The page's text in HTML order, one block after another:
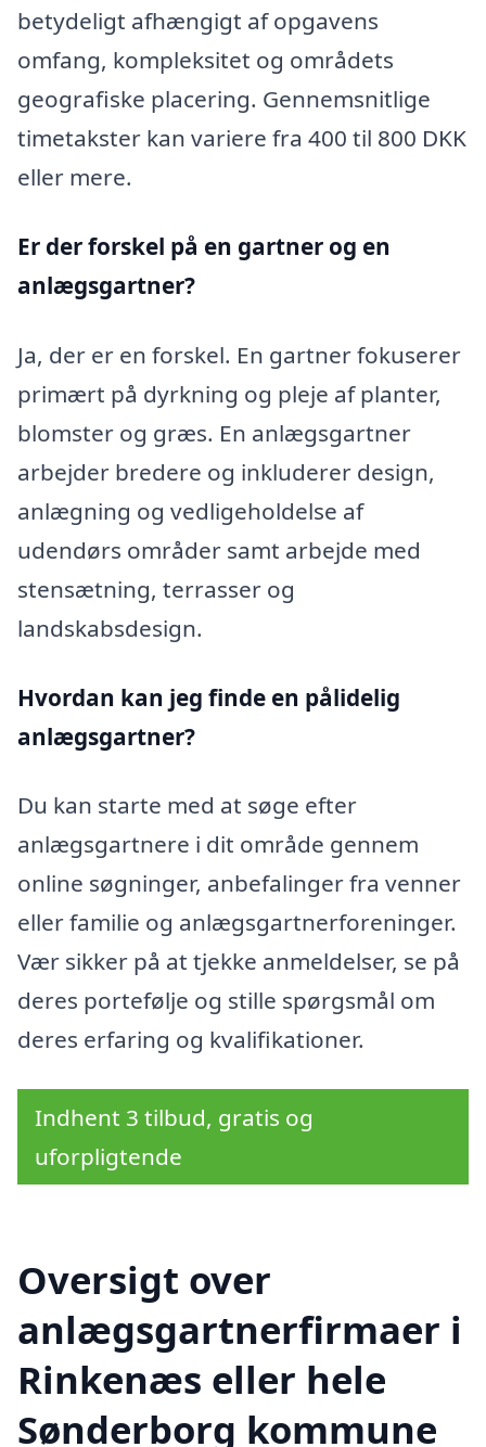
betydeligt afhængigt af opgavens
omfang, kompleksitet og områdets
geografiske placering. Gennemsnitlige
timetakster kan variere fra 400 til 800 DKK
eller mere.
Er der forskel på en gartner og en
anlægsgartner?
Ja, der er en forskel. En gartner fokuserer
primært på dyrkning og pleje af planter,
blomster og græs. En anlægsgartner
arbejder bredere og inkluderer design,
anlægning og vedligeholdelse af
udendørs områder samt arbejde med
stensætning, terrasser og
landskabsdesign.
Hvordan kan jeg finde en pålidelig
anlægsgartner?
Du kan starte med at søge efter
anlægsgartnere i dit område gennem
online søgninger, anbefalinger fra venner
eller familie og anlægsgartnerforeninger.
Vær sikker på at tjekke anmeldelser, se på
deres portefølje og stille spørgsmål om
deres erfaring og kvalifikationer.
Indhent 3 tilbud, gratis og
uforpligtende
Oversigt over
anlægsgartnerfirmaer i
Rinkenæs eller hele
Sønderborg kommune